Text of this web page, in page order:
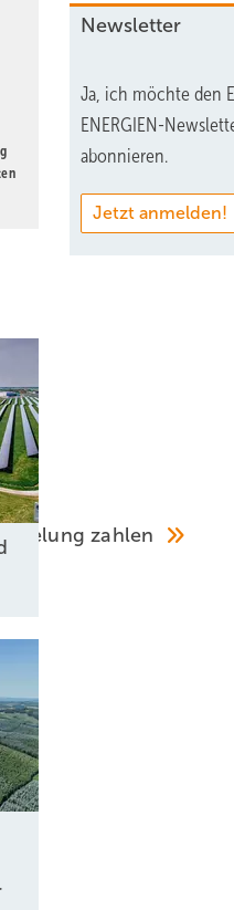
zahlen
Newsletter
Ja, ich möchte den
ENERGIEN-
abonnieren.
Jetzt anmelden!